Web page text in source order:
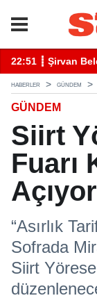
22:41 ┋ Siirt’te
HABERLER GÜNDEM
GÜNDEM
Siirt
Fuarı
Açıyor
“Asırlık
Sofrada
Siirt